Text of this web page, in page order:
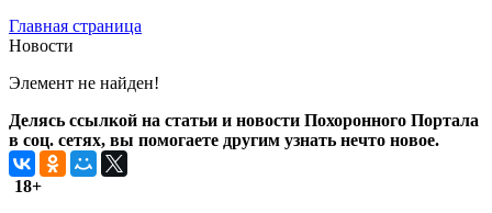
Главная страница
Новости
Элемент не найден!
Делясь ссылкой на статьи и новости Похоронного Портала
в соц. сетях, вы помогаете другим узнать нечто новое.
18+